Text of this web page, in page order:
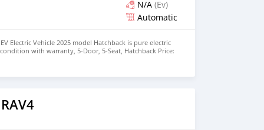
N/A (Ev)
Automatic
Electric Vehicle 2025 model Hatchback is pure electric
with warranty, 5-Door, 5-Seat, Hatchback Price:
colors available WHATSAPP NUMBER: +447424958730